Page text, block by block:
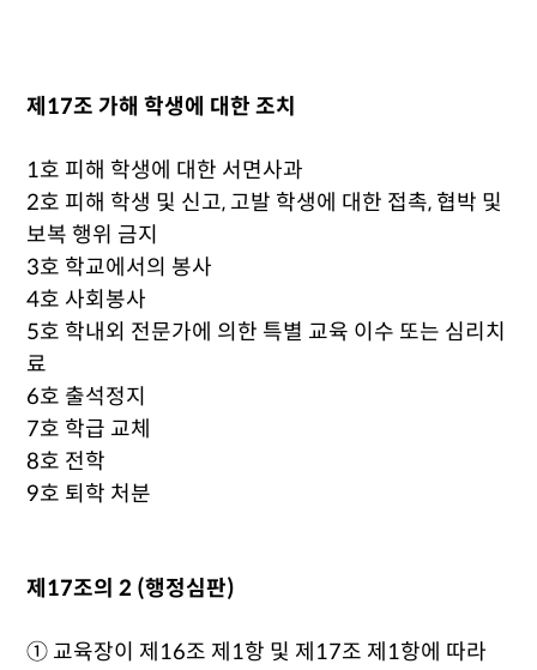
제17조 가해 학생에 대한 조치
1호 피해 학생에 대한 서면사과
2호 피해 학생 및 신고, 고발 학생에 대한 접촉, 협박 및
보복 행위 금지
3호 학교에서의 봉사
4호 사회봉사
5호 학내외 전문가에 의한 특별 교육 이수 또는 심리치
료
6호 출석정지
7호 학급 교체
8호 전학
9호 퇴학 처분
제17조의 2 (행정심판)
① 교육장이 제16조 제1항 및 제17조 제1항에 따라